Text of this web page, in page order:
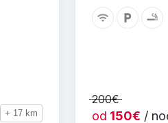
+ 17 km
200€
od 150€ /